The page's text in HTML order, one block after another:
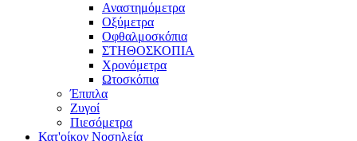
Αναστημόμετρα
Οξύμετρα
Οφθαλμοσκόπια
ΣΤΗΘΟΣΚΟΠΙΑ
Χρονόμετρα
Ωτοσκόπια
Έπιπλα
Ζυγοί
Πιεσόμετρα
Κατ'οίκον Νοσηλεία